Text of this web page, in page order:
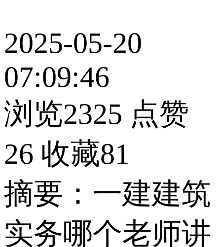
2025-05-20
07:09:46
浏览2325 点赞
26 收藏81
摘要：一建建筑
实务哪个老师讲